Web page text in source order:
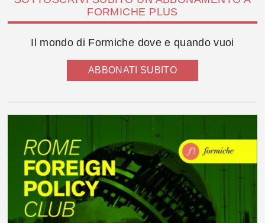
FORMICHE PLUS
Il mondo di Formiche dove e quando vuoi
ABBONATI SUBITO